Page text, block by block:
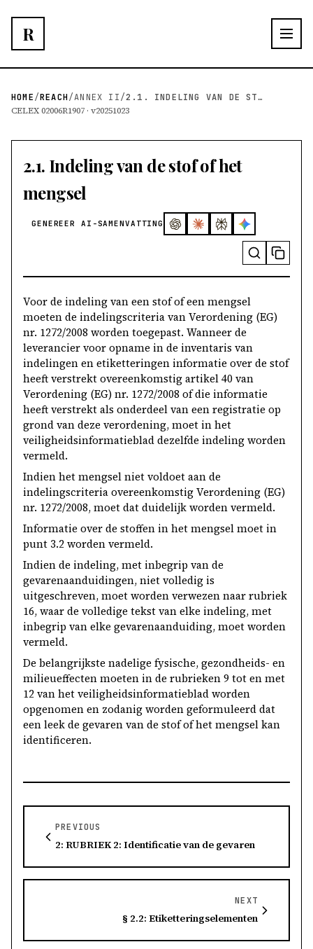
R
HOME/REACH/ANNEX II/
2.1. INDELING VAN DE STOF OF HET MENGSEL
CELEX 02006R1907 · v20251023
2.1. Indeling van de stof of het
mengsel
GENEREER AI-SAMENVATTING
Voor de indeling van een stof of een mengsel
moeten de indelingscriteria van Verordening (EG)
nr. 1272/2008 worden toegepast. Wanneer de
leverancier voor opname in de inventaris van
indelingen en etiketteringen informatie over de stof
heeft verstrekt overeenkomstig artikel 40 van
Verordening (EG) nr. 1272/2008 of die informatie
heeft verstrekt als onderdeel van een registratie op
grond van deze verordening, moet in het
veiligheidsinformatieblad dezelfde indeling worden
vermeld.
Indien het mengsel niet voldoet aan de
indelingscriteria overeenkomstig Verordening (EG)
nr. 1272/2008, moet dat duidelijk worden vermeld.
Informatie over de stoffen in het mengsel moet in
punt 3.2 worden vermeld.
Indien de indeling, met inbegrip van de
gevarenaanduidingen, niet volledig is
uitgeschreven, moet worden verwezen naar rubriek
16, waar de volledige tekst van elke indeling, met
inbegrip van elke gevarenaanduiding, moet worden
vermeld.
De belangrijkste nadelige fysische, gezondheids- en
milieueffecten moeten in de rubrieken 9 tot en met
12 van het veiligheidsinformatieblad worden
opgenomen en zodanig worden geformuleerd dat
een leek de gevaren van de stof of het mengsel kan
identificeren.
PREVIOUS
2: RUBRIEK 2: Identificatie van de gevaren
NEXT
§ 2.2: Etiketteringselementen